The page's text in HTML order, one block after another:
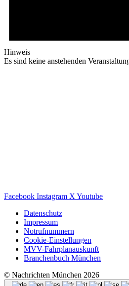
Hinweis
Es sind keine anstehenden
Facebook Instagram X Youtube
Datenschutz
Impressum
Notrufnummern
Cookie-Einstellungen
MVV-Fahrplanauskunft
Branchenbuch München
© Nachrichten München 2026